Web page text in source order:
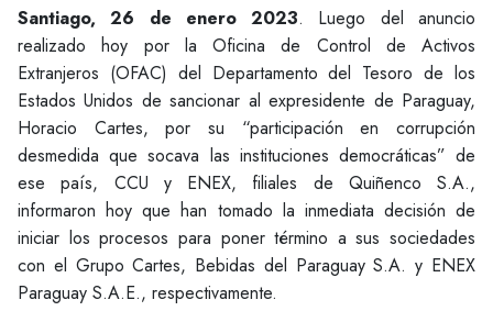
Santiago, 26 de enero 2023. Luego del anuncio
realizado hoy por la Oficina de Control de Activos
Extranjeros (OFAC) del Departamento del Tesoro de los
Estados Unidos de sancionar al expresidente de Paraguay,
Horacio Cartes, por su “participación en corrupción
desmedida que socava las instituciones democráticas” de
ese país, CCU y ENEX, filiales de Quiñenco S.A.,
informaron hoy que han tomado la inmediata decisión de
iniciar los procesos para poner término a sus sociedades
con el Grupo Cartes, Bebidas del Paraguay S.A. y ENEX
Paraguay S.A.E., respectivamente.